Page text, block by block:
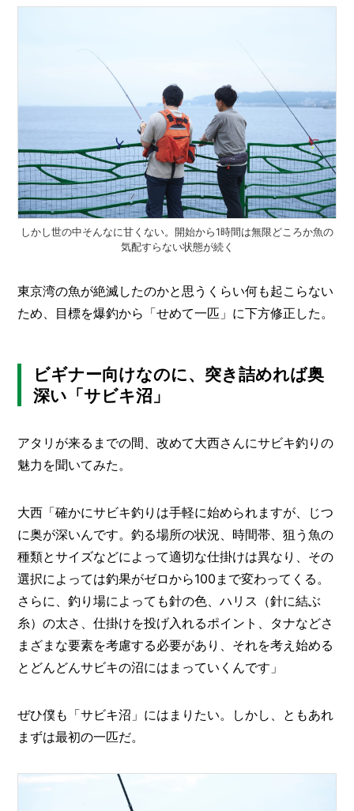
しかし世の中そんなに甘くない。開始から1時間は無限どころか魚の
気配すらない状態が続く
東京湾の魚が絶滅したのかと思うくらい何も起こらない
ため、目標を爆釣から「せめて一匹」に下方修正した。
ビギナー向けなのに、突き詰めれば奥
深い「サビキ沼」
アタリが来るまでの間、改めて大西さんにサビキ釣りの
魅力を聞いてみた。
大西「確かにサビキ釣りは手軽に始められますが、じつ
に奥が深いんです。釣る場所の状況、時間帯、狙う魚の
種類とサイズなどによって適切な仕掛けは異なり、その
選択によっては釣果がゼロから100まで変わってくる。
さらに、釣り場によっても針の色、ハリス（針に結ぶ
糸）の太さ、仕掛けを投げ入れるポイント、タナなどさ
まざまな要素を考慮する必要があり、それを考え始める
とどんどんサビキの沼にはまっていくんです」
ぜひ僕も「サビキ沼」にはまりたい。しかし、ともあれ
まずは最初の一匹だ。